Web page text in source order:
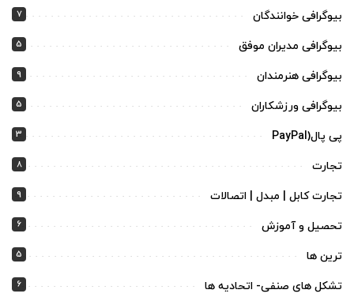
بیوگرافی خوانندگان 7
بیوگرافی مدیران موفق 5
بیوگرافی هنرمندان 9
بیوگرافی ورزشکاران 5
پی پال(PayPal 3
تجارت 8
تجارت کابل | مبدل | اتصالات 9
تحصیل و آموزش 6
ترین ها 5
تشکل های صنفی- اتحادیه ها 6